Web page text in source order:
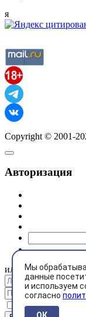
Мы
данные
и используем
согласно
я
Copyright © 2001-
Авторизация
или
Запомнить меня